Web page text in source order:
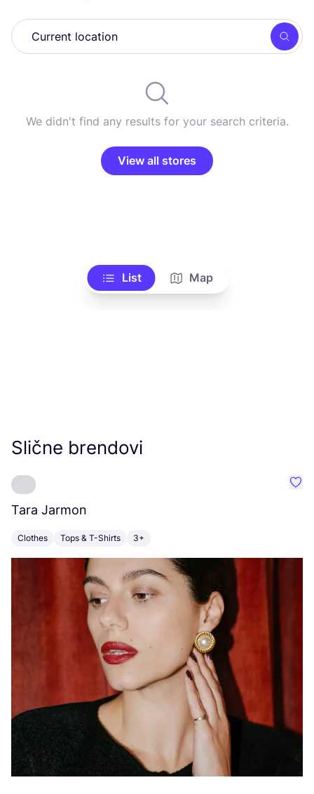
We didn't find any results for your search criteria.
View all stores
List Map
Slične brendovi
Tara Jarmon
Clothes Tops & T-Shirts 3+